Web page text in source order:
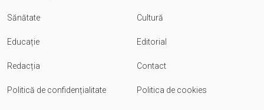
Sănătate Cultură
Educație Editorial
Redacția Contact
Politică de confidențialitate Politica de cookies